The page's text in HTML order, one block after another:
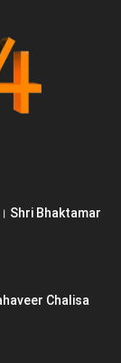
Shri Bhaktamar
Chalisa